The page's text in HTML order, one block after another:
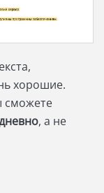
хорошие.
сможете
, а не